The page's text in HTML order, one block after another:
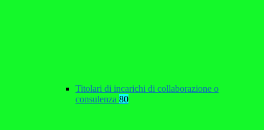
Titolari di incarichi di collaborazione o
consulenza 80